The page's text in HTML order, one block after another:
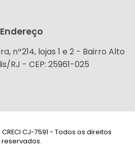
Endereço
nº214, lojas 1 e 2 - Bairro Alto
RJ - CEP: 25961-025
CJ-7591 - Todos os direitos
reservados.